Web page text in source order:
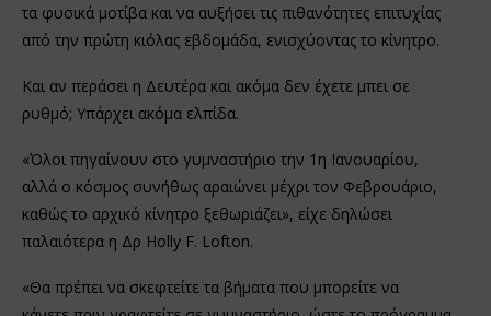
τα φυσικά μοτίβα και να αυξήσει τις πιθανότητες επιτυχίας
από την πρώτη κιόλας εβδομάδα, ενισχύοντας το κίνητρο.
Και αν περάσει η Δευτέρα και ακόμα δεν έχετε μπει σε
ρυθμό; Υπάρχει ακόμα ελπίδα.
«Όλοι πηγαίνουν στο γυμναστήριο την 1η Ιανουαρίου,
αλλά ο κόσμος συνήθως αραιώνει μέχρι τον Φεβρουάριο,
καθώς το αρχικό κίνητρο ξεθωριάζει», είχε δηλώσει
παλαιότερα η Δρ Holly F. Lofton.
«Θα πρέπει να σκεφτείτε τα βήματα που μπορείτε να